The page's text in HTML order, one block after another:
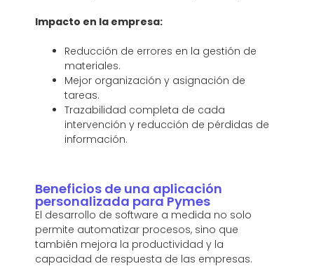
Impacto en la empresa:
Reducción de errores en la gestión de
materiales.
Mejor organización y asignación de
tareas.
Trazabilidad completa de cada
intervención y reducción de pérdidas de
información.
Beneficios de una aplicación
personalizada para Pymes
El desarrollo de software a medida no solo
permite automatizar procesos, sino que
también mejora la productividad y la
capacidad de respuesta de las empresas.